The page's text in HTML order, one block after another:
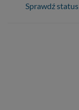
Sprawdź status